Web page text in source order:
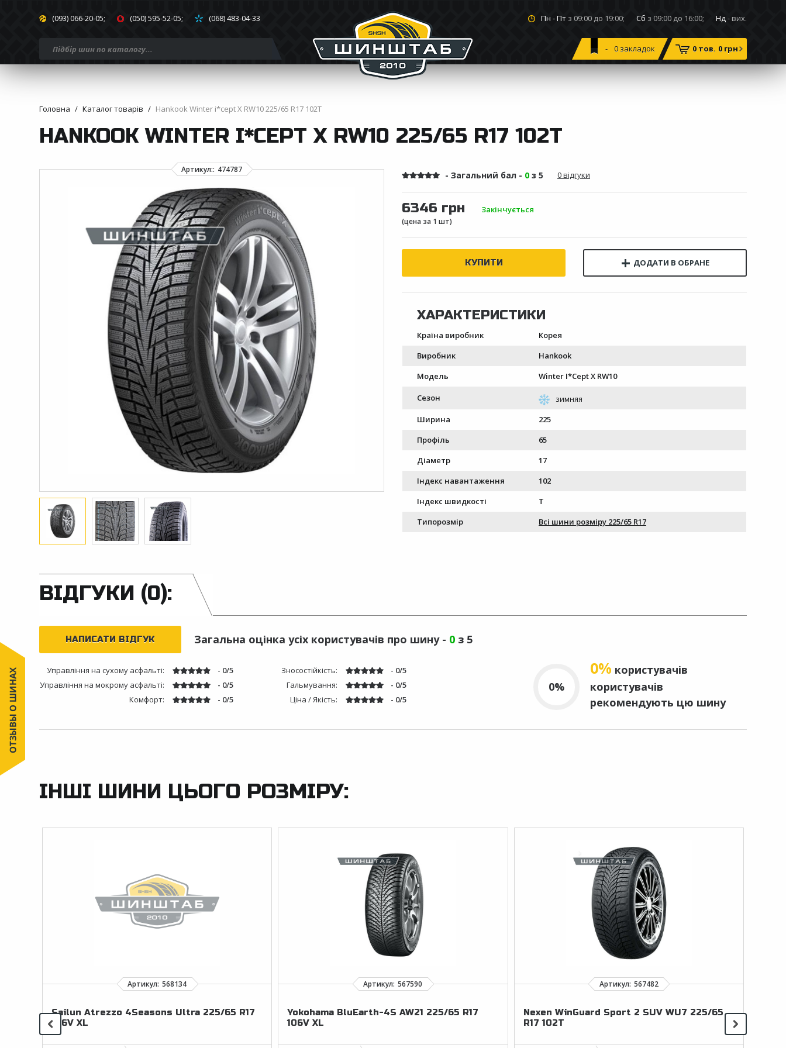
(093) 066-20-05; (050) 595-52-05; (068) 483-04-33 Пн - Пт з 09:00 до 19:00; Сб з 09:00 до 16:00; Нд- вих.
0закладок 0 тов. 0 грн
Головна Каталог товарів Hankook Winter i*cept X RW10 225/65 R17 102T
HANKOOK WINTER I*CEPT X RW10 225/65 R17 102T
- Загальний бал - 0 з 5 0 відгуки
6346 грн Закінчується
Країна виробник
Корея
Виробник
Hankook
Модель
Winter I*Cept X RW10
Сезон
Ширина
225
Профіль
65
Діаметр
17
Індекс навантаження
102
Індекс швидкості
T
Типорозмір
Всі шини розміру 225/65 R17
ВІДГУКИ (0):
НАПИСАТИ ВІДГУК Загальна оцінка усіх користувачів про шину - 0 з 5
Управління на сухому асфальті:
- 0/5
Управління на мокрому асфальті:
- 0/5
Комфорт:
- 0/5
Зносостійкість:
- 0/5
Гальмування:
- 0/5
Ціна / Якість:
- 0/5
0%
0% користувачів
користувачів
рекомендують цю шину
ІНШІ ШИНИ ЦЬОГО РОЗМІРУ:
Sailun Atrezzo 4Seasons Ultra 225/65 R17
106V XL
Yokohama BluEarth-4S AW21 225/65 R17
106V XL
Nexen WinGuard Sport 2 SUV WU7 225/65
R17 102T